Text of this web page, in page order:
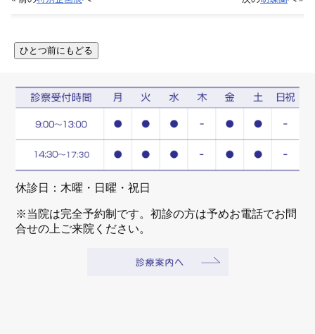
休診日：木曜・日曜・祝日
※当院は完全予約制です。初診の方は予めお電話でお問
合せの上ご来院ください。